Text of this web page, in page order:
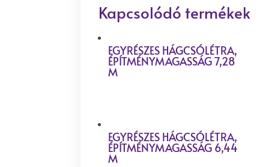
Kapcsolódó termékek
EGYRÉSZES HÁGCSÓLÉTRA,
ÉPÍTMÉNYMAGASSÁG 7,28
M
EGYRÉSZES HÁGCSÓLÉTRA,
ÉPÍTMÉNYMAGASSÁG 6,44
M